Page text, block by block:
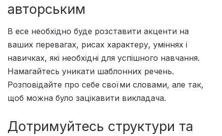
авторським
В есе необхідно буде розставити акценти на
ваших перевагах, рисах характеру, уміннях і
навичках, які необхідні для успішного навчання.
Намагайтесь уникати шаблонних речень.
Розповідайте про себе своїми словами, але так,
щоб можна було зацікавити викладача.
Дотримуйтесь структури та